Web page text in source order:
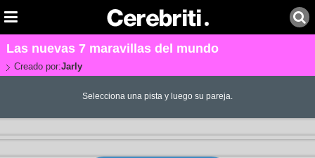
Las nuevas 7 maravillas del mundo
Creado por:Jarly
Selecciona una pista y luego su pareja.